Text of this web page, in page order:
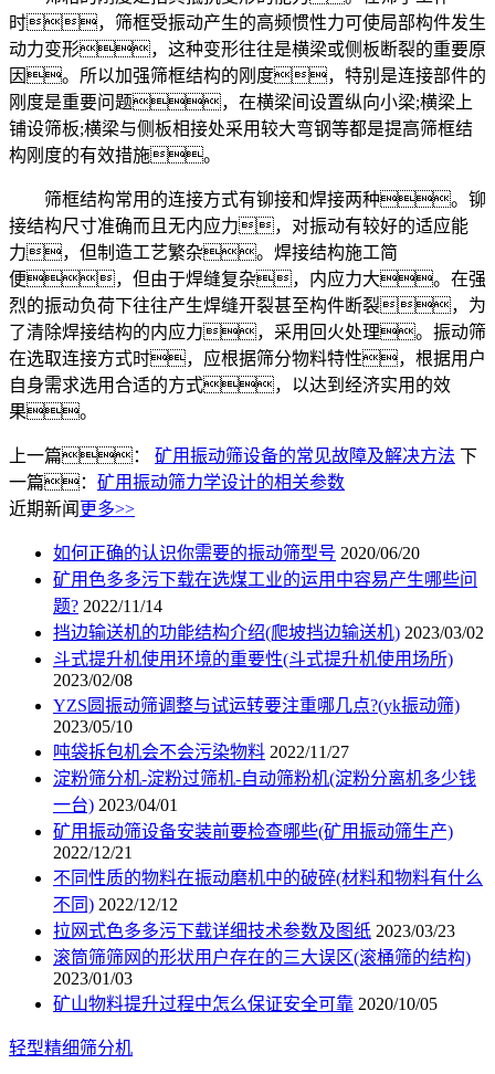
时，筛框受振动产生的高频惯性力可使局部构件发生
动力变形，这种变形往往是横梁或侧板断裂的重要原
因。所以加强筛框结构的刚度，特别是连接部件的
刚度是重要问题，在横梁间设置纵向小梁;横梁上
铺设筛板;横梁与侧板相接处采用较大弯钢等都是提高筛框结
构刚度的有效措施。
筛框结构常用的连接方式有铆接和焊接两种。铆
接结构尺寸准确而且无内应力，对振动有较好的适应能
力，但制造工艺繁杂。焊接结构施工简
便，但由于焊缝复杂，内应力大。在强
烈的振动负荷下往往产生焊缝开裂甚至构件断裂，为
了清除焊接结构的内应力，采用回火处理。振动筛
在选取连接方式时，应根据筛分物料特性，根据用户
自身需求选用合适的方式，以达到经济实用的效
果。
上一篇： 矿用振动筛设备的常见故障及解决方法 下
一篇： 矿用振动筛力学设计的相关参数
近期新闻 更多>>
如何正确的认识你需要的振动筛型号 2020/06/20
矿用色多多污下载在选煤工业的运用中容易产生哪些问
题? 2022/11/14
挡边输送机的功能结构介绍(爬坡挡边输送机) 2023/03/02
斗式提升机使用环境的重要性(斗式提升机使用场所)
2023/02/08
YZS圆振动筛调整与试运转要注重哪几点?(yk振动筛)
2023/05/10
吨袋拆包机会不会污染物料 2022/11/27
淀粉筛分机-淀粉过筛机-自动筛粉机(淀粉分离机多少钱
一台) 2023/04/01
矿用振动筛设备安装前要检查哪些(矿用振动筛生产)
2022/12/21
不同性质的物料在振动磨机中的破碎(材料和物料有什么
不同) 2022/12/12
拉网式色多多污下载详细技术参数及图纸 2023/03/23
滚筒筛筛网的形状用户存在的三大误区(滚桶筛的结构)
2023/01/03
矿山物料提升过程中怎么保证安全可靠 2020/10/05
轻型精细筛分机